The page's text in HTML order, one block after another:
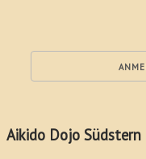
Aikido Dojo Südstern